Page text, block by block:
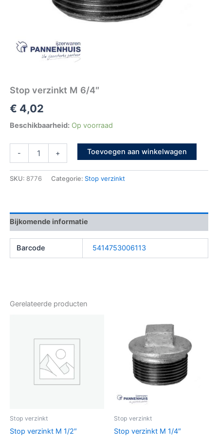
Stop verzinkt M 6/4″
€ 4,02
Beschikbaarheid: Op voorraad
- + Toevoegen aan winkelwagen
SKU: 8776 Categorie: Stop verzinkt
Bijkomende informatie
Barcode 5414753006113
Gerelateerde producten
Stop verzinkt
Stop verzinkt M 1/2″
Stop verzinkt
Stop verzinkt M 1/4″